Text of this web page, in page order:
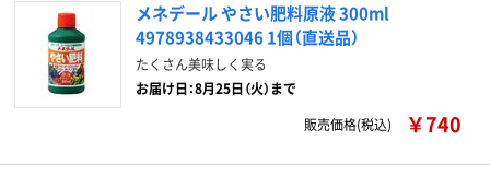
メネデール やさい肥料原液 300ml
4978938433046 1個（直送品）
たくさん美味しく実る
お届け日：8月25日（火）まで
販売価格(税込)
￥740